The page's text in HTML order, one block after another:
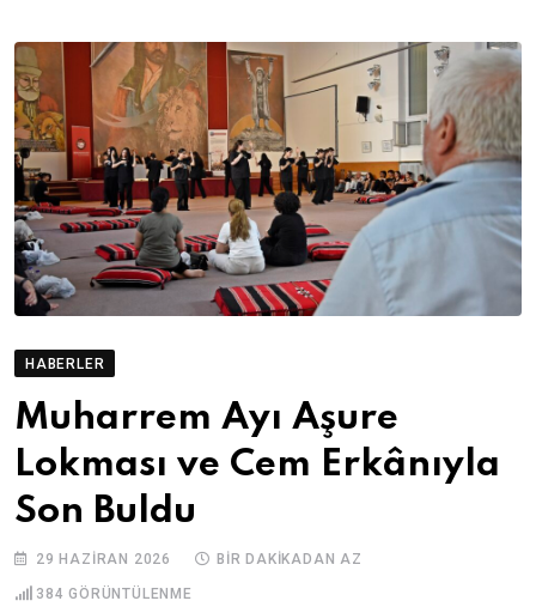
HABERLER
Muharrem Ayı Aşure
Lokması ve Cem Erkânıyla
Son Buldu
29 HAZIRAN 2026 BIR DAKIKADAN AZ
384 GÖRÜNTÜLENME